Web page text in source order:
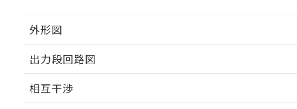
外形図
出力段回路図
相互干渉